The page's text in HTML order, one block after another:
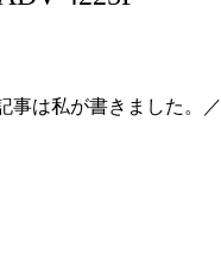
事は私が書きました。／